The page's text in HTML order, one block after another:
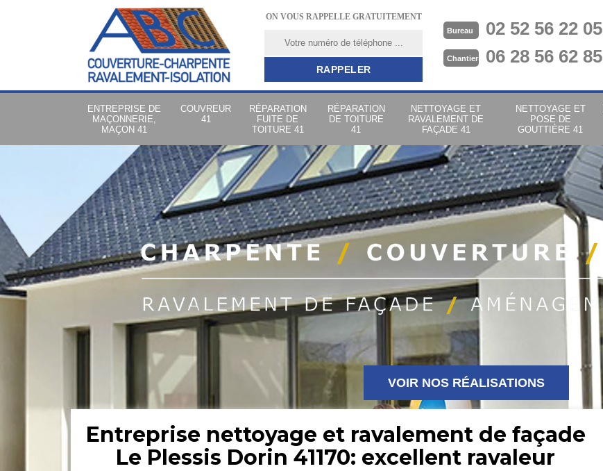
ON VOUS RAPPELLE GRATUITEMENT
Bureau 02 52 56 22 05
Chantier 06 28 56 62 85
ENTREPRISE DE
MAÇONNERIE,
MAÇON 41
COUVREUR
41
RÉPARATION
FUITE DE
TOITURE 41
RÉPARATION
DE TOITURE
41
NETTOYAGE ET
RAVALEMENT DE
FAÇADE 41
NETTOYAGE ET
POSE DE
GOUTTIÈRE 41
VOIR NOS RÉALISATIONS
Entreprise nettoyage et ravalement de façade
Le Plessis Dorin 41170: excellent ravaleur